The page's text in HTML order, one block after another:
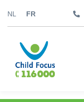
NL FR